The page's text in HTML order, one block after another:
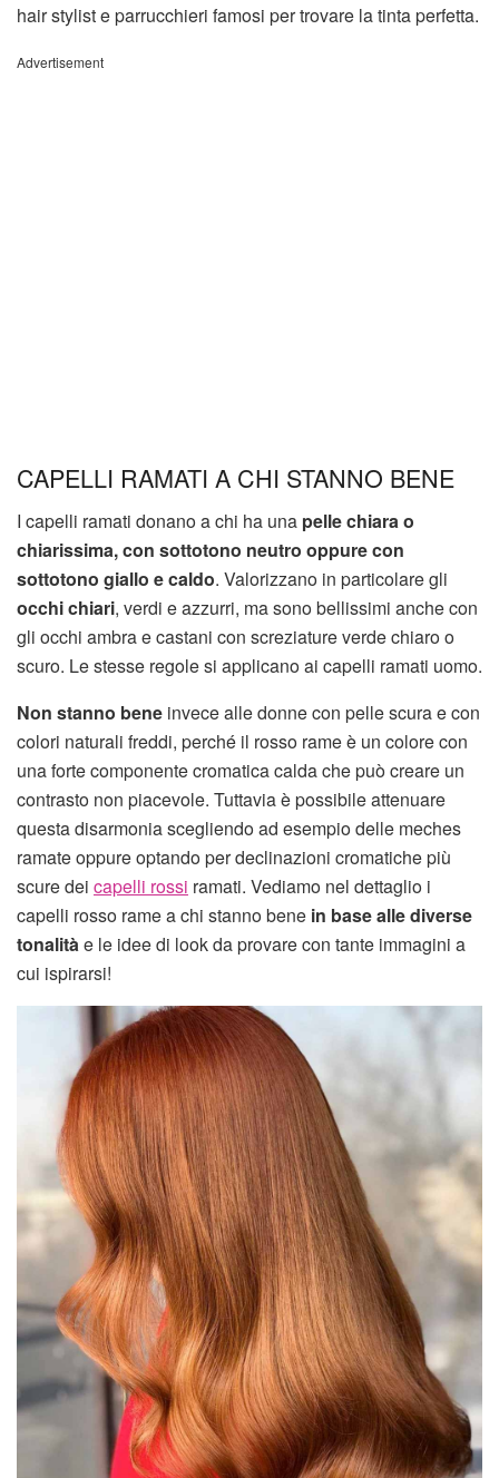
hair stylist e parrucchieri famosi per trovare la tinta perfetta.
Advertisement
CAPELLI RAMATI A CHI STANNO BENE
I capelli ramati donano a chi ha una pelle chiara o
chiarissima, con sottotono neutro oppure con
sottotono giallo e caldo. Valorizzano in particolare gli
occhi chiari, verdi e azzurri, ma sono bellissimi anche con
gli occhi ambra e castani con screziature verde chiaro o
scuro. Le stesse regole si applicano ai capelli ramati uomo.
Non stanno bene invece alle donne con pelle scura e con
colori naturali freddi, perché il rosso rame è un colore con
una forte componente cromatica calda che può creare un
contrasto non piacevole. Tuttavia è possibile attenuare
questa disarmonia scegliendo ad esempio delle meches
ramate oppure optando per declinazioni cromatiche più
scure dei capelli rossi ramati. Vediamo nel dettaglio i
capelli rosso rame a chi stanno bene in base alle diverse
tonalitàe le idee di look da provare con tante immagini a
cui ispirarsi!